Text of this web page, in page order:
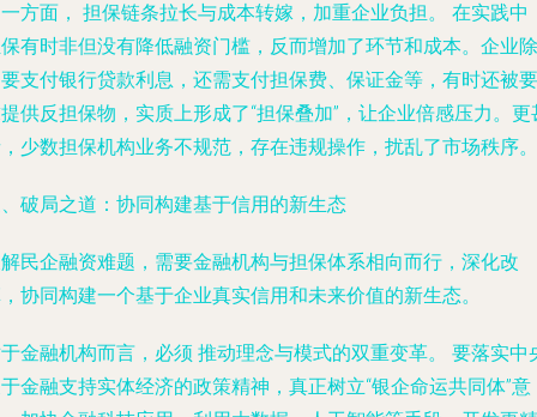
方面， 担保链条拉长与成本转嫁，加重企业负担。
在实践中
有时非但没有降低融资门槛，反而增加了环节和成本。企业除
支付银行贷款利息，还需支付担保费、保证金等，有时还被要
供反担保物，实质上形成了“担保叠加”，让企业倍感压力。更
少数担保机构业务不规范，存在违规操作，扰乱了市场秩序。
破局之道：协同构建基于信用的新生态
民企融资难题，需要金融机构与担保体系相向而行，深化改
协同构建一个基于企业真实信用和未来价值的新生态。
金融机构而言，必须 推动理念与模式的双重变革。
要落实中
金融支持实体经济的政策精神，真正树立“银企命运共同体”意